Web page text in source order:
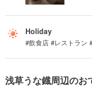
Holiday
#飲食店 #レストラン
浅草うな鐡周辺のお